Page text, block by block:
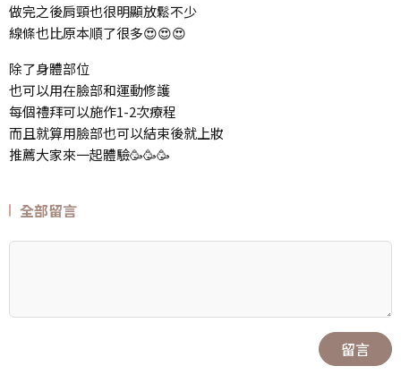
做完之後肩頸也很明顯放鬆不少
線條也比原本順了很多😍😍😍
除了身體部位
也可以用在臉部和運動修護
每個禮拜可以施作1-2次療程
而且就算用臉部也可以結束後就上妝
推薦大家來一起體驗🥳🥳🥳
全部留言
留言